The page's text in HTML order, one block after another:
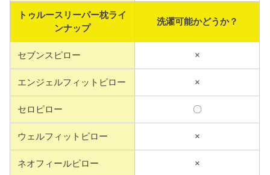
トゥルースリーパー枕ライ
ンナップ
洗濯可能かどうか？
セブンスピロー ×
エンジェルフィットピロー ×
セロピロー 〇
ウェルフィットピロー ×
ネオフィールピロー ×